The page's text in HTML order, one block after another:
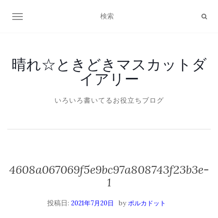
ナビゲーション切り替え
晴れ☆ときどきマスカットダ
イアリー
いろいろ書いてるお役立ちブログ
4608a067069f5e9bc97a808743f23b3e-
1
投稿日: 2021年7月20日 byポルカドット